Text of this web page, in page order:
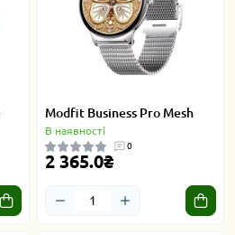
Modfit Business Pro Mesh
В наявності
0
2 365.0₴